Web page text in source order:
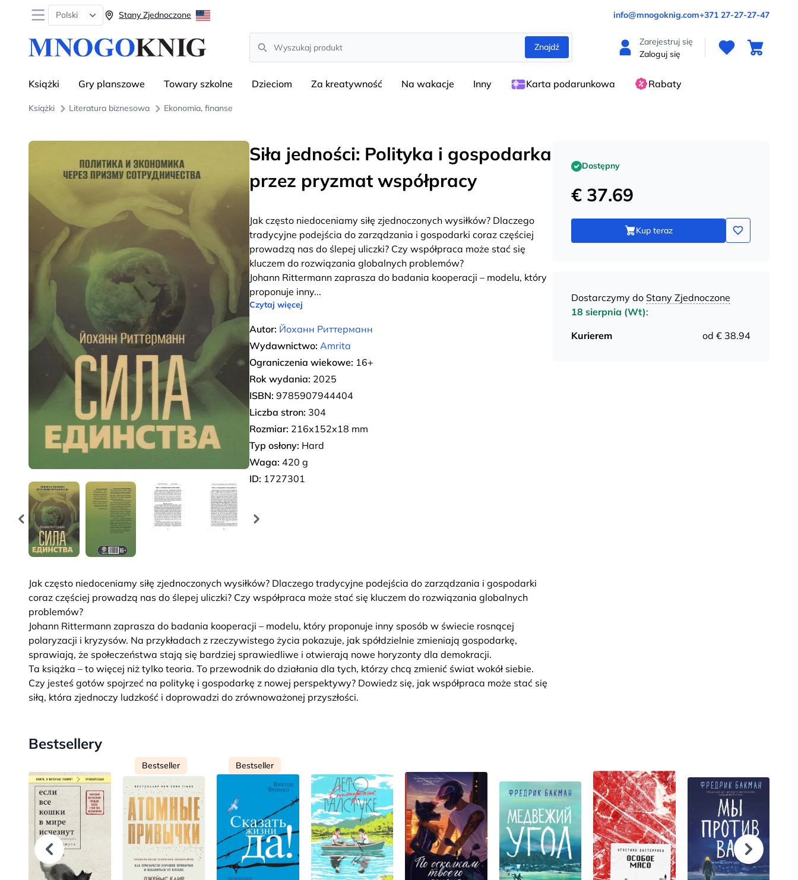
Open menu
Polski Stany Zjednoczone info@mnogoknig.com+371 27-27-27-47
Search
Znajdź
Zarejestruj się
Zaloguj się
Książki Gry planszowe Towary szkolne Dzieciom Za kreatywność Na wakacje Inny Karta podarunkowa Rabaty
Książki Literatura biznesowa Ekonomia, finanse
Siła jedności: Polityka i gospodarka
przez pryzmat współpracy
Jak często niedoceniamy siłę zjednoczonych wysiłków? Dlaczego
tradycyjne podejścia do zarządzania i gospodarki coraz częściej
prowadzą nas do ślepej uliczki? Czy współpraca może stać się
kluczem do rozwiązania globalnych problemów?
Johann Rittermann zaprasza do badania kooperacji – modelu, który
proponuje inny...
Czytaj więcej
Autor: Йоханн Риттерманн
Wydawnictwo: Amrita
Ograniczenia wiekowe: 16+
Rok wydania: 2025
ISBN: 9785907944404
Liczba stron: 304
Rozmiar: 216х152х18 mm
Typ osłony: Hard
Waga: 420 g
ID: 1727301
Jak często niedoceniamy siłę zjednoczonych wysiłków? Dlaczego tradycyjne podejścia do zarządzania i gospodarki
coraz częściej prowadzą nas do ślepej uliczki? Czy współpraca może stać się kluczem do rozwiązania globalnych
problemów?
Johann Rittermann zaprasza do badania kooperacji – modelu, który proponuje inny sposób w świecie rosnącej
polaryzacji i kryzysów. Na przykładach z rzeczywistego życia pokazuje, jak spółdzielnie zmieniają gospodarkę,
sprawiają, że społeczeństwa stają się bardziej sprawiedliwe i otwierają nowe horyzonty dla demokracji.
Ta książka – to więcej niż tylko teoria. To przewodnik do działania dla tych, którzy chcą zmienić świat wokół siebie.
Czy jesteś gotów spojrzeć na politykę i gospodarkę z nowej perspektywy? Dowiedz się, jak współpraca może stać się
siłą, która zjednoczy ludzkość i doprowadzi do zrównoważonej przyszłości.
Dostępny
€ 37.69
Kup teraz
Dostarczymy do Stany Zjednoczone
18 sierpnia (Wt):
Kurierem
od € 38.94
Bestsellery
Bestseller Bestseller